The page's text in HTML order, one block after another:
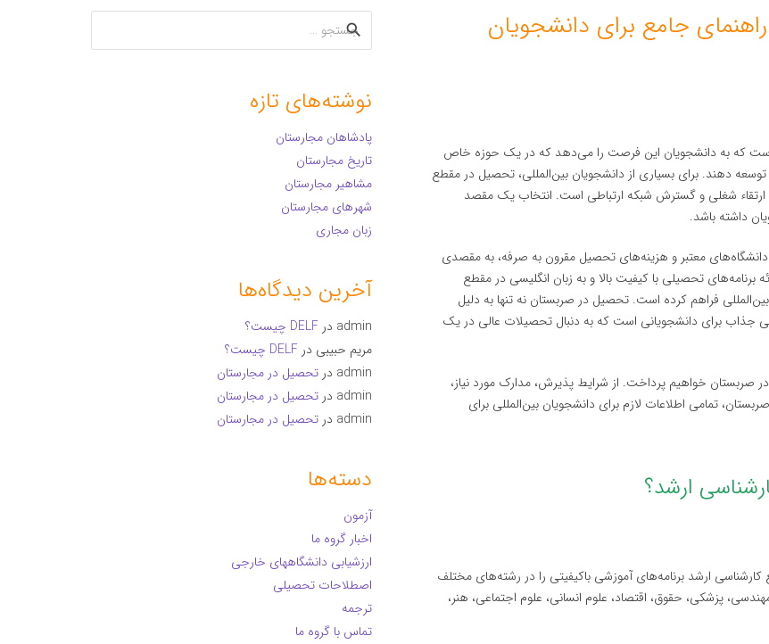
جامع برای دانشجویان
که به دانشجویان این فرصت را می‌دهد که در یک حوزه خاص
دهند. برای بسیاری از دانشجویان بین‌المللی، تحصیل در مقطع
ارتقاء شغلی و گسترش شبکه ارتباطی است. انتخاب یک مقصد
داشته باشد.
دانشگاه‌های معتبر و هزینه‌های تحصیل مقرون به صرفه، به مقصدی
تحصیلی با کیفیت بالا و به زبان انگلیسی در مقطع
فراهم کرده است. تحصیل در صربستان نه تنها به دلیل
جذاب برای دانشجویانی است که به دنبال تحصیلات عالی در یک
صربستان خواهیم پرداخت. از شرایط پذیرش، مدارک مورد نیاز،
تمامی اطلاعات لازم برای دانشجویان بین‌المللی برای
کارشناسی ارشد برنامه‌های آموزشی باکیفیتی را در رشته‌های مختلف
پزشکی، حقوق، اقتصاد، علوم انسانی، علوم اجتماعی، هنر،
جستجو
برای:
نوشته‌های تازه
پادشاهان مجارستان
تاریخ مجارستان
مشاهیر مجارستان
شهرهای مجارستان
زبان مجاری
آخرین دیدگاه‌ها
admin در DELF چیست؟
مریم حبیبی در DELF چیست؟
admin در تحصیل در مجارستان
admin در تحصیل در مجارستان
admin در تحصیل در مجارستان
دسته‌ها
آزمون
اخبار گروه ما
ارزشیابی دانشگاههای خارجی
اصطلاحات تحصیلی
ترجمه
تماس با گروه ما